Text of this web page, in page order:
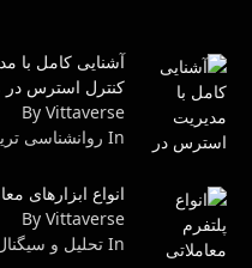
آشنایی کامل با
کنترل استرس در
By Vittaverse
In روانشناسى ترید
انواع ابزارهای
By Vittaverse
In تحلیل و سیگنال